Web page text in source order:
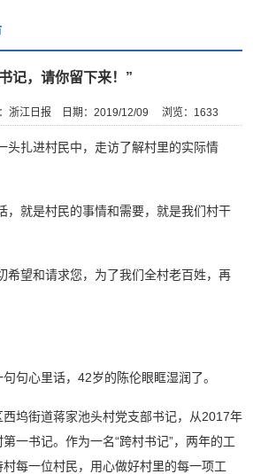
记，请你留下来！”
浙江日报 日期：2019/12/09 浏览： 1633
头扎进村民中，走访了解村里的实际情
，就是村民的事情和需要，就是我们村干
希望和请求您，为了我们全村老百姓，再
句心里话，42岁的陈伦眼眶湿润了。
西坞街道蒋家池头村党支部书记，从2017年
一书记。作为一名“跨村书记”，两年的工
每一位村民，用心做好村里的每一项工